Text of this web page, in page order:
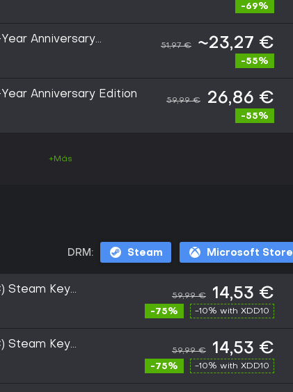
-69%
Anniversary
51,97 € ~23,27 €
-55%
Anniversary Edition
59,99 € 26,86 €
-55%
+Más
DRM: Steam Microsoft Store
Steam Key
59,99 € 14,53 €
-75% -10% with XDD10
Steam Key
59,99 € 14,53 €
-75% -10% with XDD10